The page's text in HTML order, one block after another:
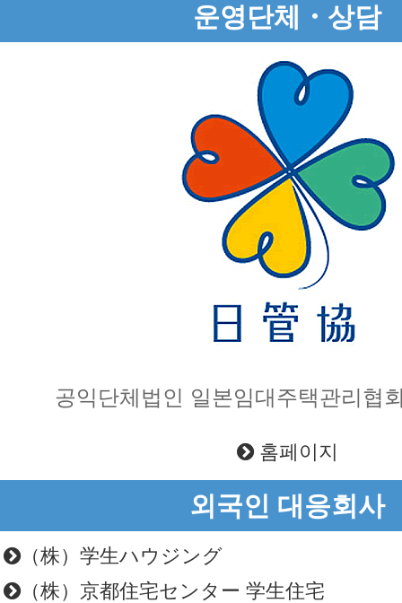
운영단체・상담
공익단체법인 일본임대주택관리협
홈페이지
외국인 대응회사
（株）学生ハウジング
（株）京都住宅センター 学生住宅